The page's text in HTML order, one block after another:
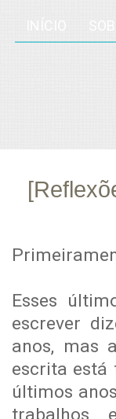
Esses
escrever
anos, mas
escrita está
últimos
trabalhos